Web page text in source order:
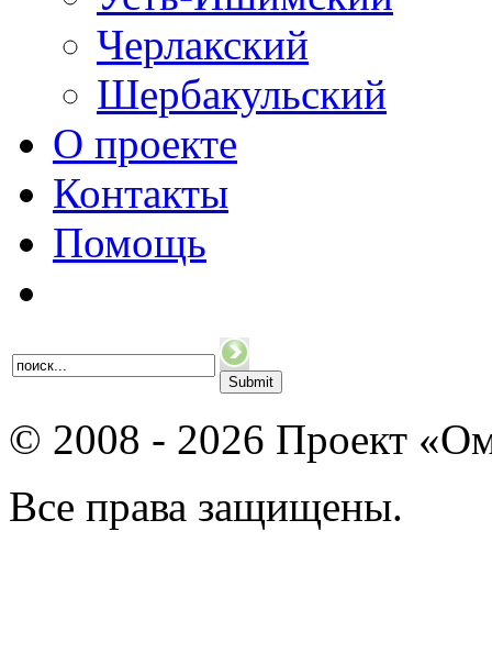
Черлакский
Шербакульский
О проекте
Контакты
Помощь
© 2008 - 2026 Проект
Все права защищены.